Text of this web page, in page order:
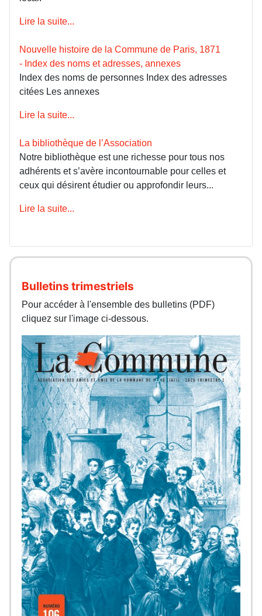
Lire la suite...
Nouvelle histoire de la Commune de Paris, 1871
- Index des noms et adresses, annexes
Index des noms de personnes Index des adresses
citées Les annexes
Lire la suite...
La bibliothèque de l’Association
Notre bibliothèque est une richesse pour tous nos
adhérents et s’avère incontournable pour celles et
ceux qui désirent étudier ou approfondir leurs...
Lire la suite...
Bulletins trimestriels
Pour accéder à l'ensemble des bulletins (PDF)
cliquez sur l'image ci-dessous.